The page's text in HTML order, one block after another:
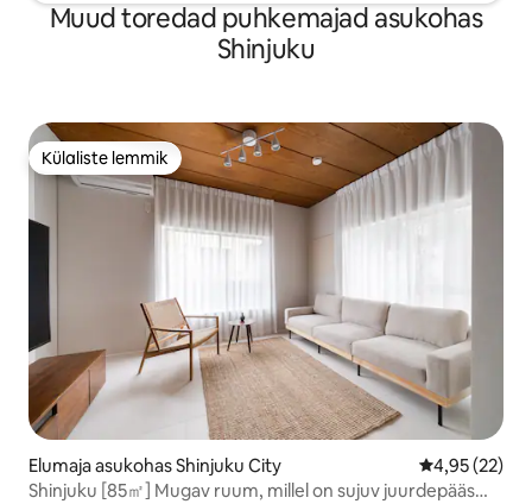
Muud toredad puhkemajad asukohas
Shinjuku
Külaliste lemmik
Külaliste lemmik
Elumaja asukohas Shinjuku City Keskmine
4,95 (22)
Shinjuku [85㎡] Mugav ruum, millel on sujuv juurdepääs